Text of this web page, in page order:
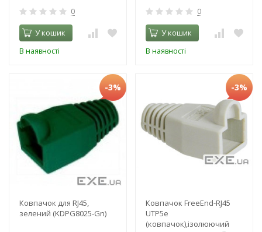
0
У кошик
В наявності
0
У кошик
В наявності
-3%
Ковпачок для RJ45,
зелений (KDPG8025-Gn)
-3%
Ковпачок FreeEnd-RJ45
UTP5e
(ковпачок),ізолюючий